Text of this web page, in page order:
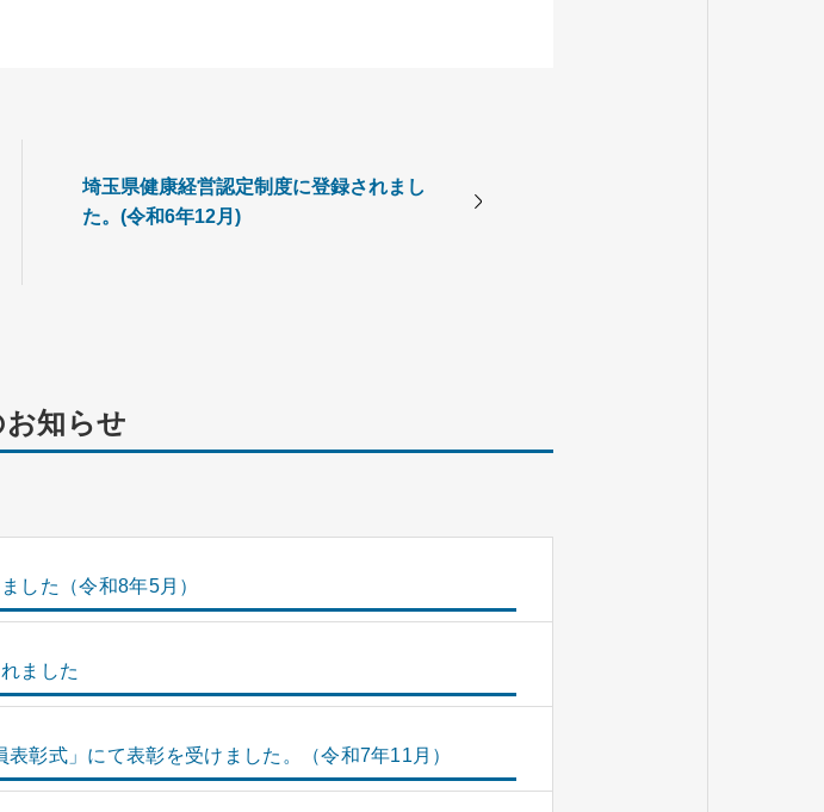
埼玉県健康経営認定制度に登録されまし
た。(令和6年12月)
知らせ
した（令和8年5月）
ました
彰式」にて表彰を受けました。（令和7年11月）